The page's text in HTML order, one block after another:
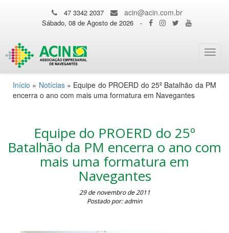
47 3342 2037 acin@acin.com.br
Sábado, 08 de Agosto de 2026 -
Início » Notícias» Equipe do PROERD do 25º Batalhão da PM
encerra o ano com mais uma formatura em Navegantes
Equipe do PROERD do 25º
Batalhão da PM encerra o ano com
mais uma formatura em
Navegantes
29 de novembro de 2011
Postado por: admin